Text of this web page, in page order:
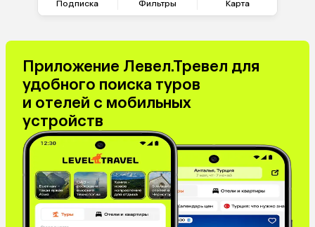
Подписка Фильтры Карта
Приложение Левел.Тревел для
удобного поиска туров
и отелей с мобильных
устройств